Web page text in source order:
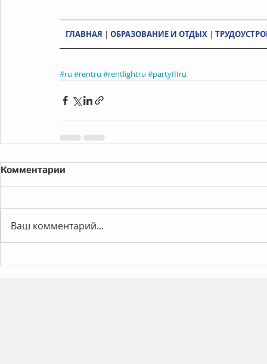
ГЛАВНАЯ | ОБРАЗОВАНИЕ И ОТДЫХ |
#ru #rentru #rentlightru #partyIIIru
Комментарии
Ваш комментарий...